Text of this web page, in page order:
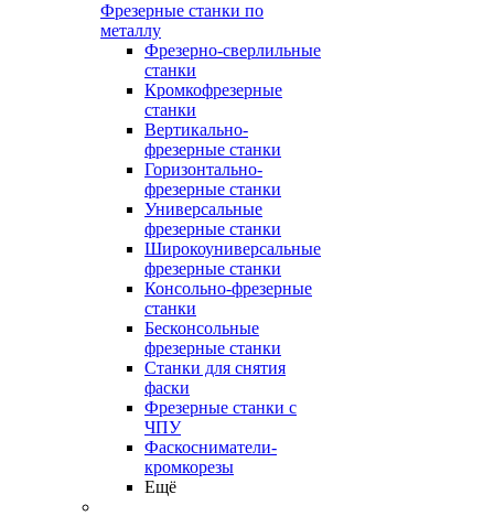
Фрезерные станки по
металлу
Фрезерно-сверлильные
станки
Кромкофрезерные
станки
Вертикально-
фрезерные станки
Горизонтально-
фрезерные станки
Универсальные
фрезерные станки
Широкоуниверсальные
фрезерные станки
Консольно-фрезерные
станки
Бесконсольные
фрезерные станки
Станки для снятия
фаски
Фрезерные станки с
ЧПУ
Фаскосниматели-
кромкорезы
Ещё